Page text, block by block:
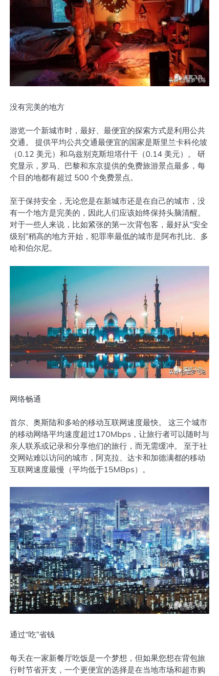
没有完美的地方
游览一个新城市时，最好、最便宜的探索方式是利用公共
交通。 提供平均公共交通最便宜的国家是斯里兰卡科伦坡
（0.12 美元）和乌兹别克斯坦塔什干（0.14 美元）。 研
究显示，罗马、巴黎和东京提供的免费旅游景点最多，每
个目的地都有超过 500 个免费景点。
至于保持安全，无论您是在新城市还是在自己的城市，没
有一个地方是完美的，因此人们应该始终保持头脑清醒。
对于一些人来说，比如紧张的第一次背包客，最好从“安全
级别”稍高的地方开始，犯罪率最低的城市是阿布扎比、多
哈和伯尔尼。
网络畅通
首尔、奥斯陆和多哈的移动互联网速度最快。 这三个城市
的移动网络平均速度超过170Mbps，让旅行者可以随时与
亲人联系或记录和分享他们的旅行，而无需缓冲。 至于社
交网站难以访问的城市，阿克拉、达卡和加德满都的移动
互联网速度最慢（平均低于15MBps）。
通过“吃”省钱
每天在一家新餐厅吃饭是一个梦想，但如果您想在背包旅
行时节省开支，一个更便宜的选择是在当地市场和超市购